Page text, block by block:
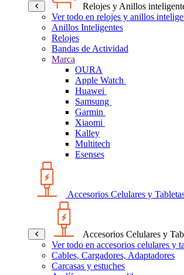
Relojes y Anillos
Ver todo en relojes y anillos
Anillos Inteligentes
Relojes
Bandas de Actividad
Marca
OURA
Apple Watch
Huawei
Samsung
Garmin
Xiaomi
Kalley
Multitech
Esenses
Accesorios Celulares y
Accesorios Celulares y
Ver todo en accesorios celulares y
Cables, Cargadores, Adaptadores
Carcasas y estuches